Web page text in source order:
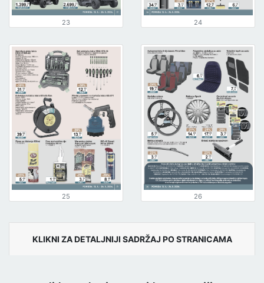
23 24
25 26
KLIKNI ZA DETALJNIJI SADRŽAJ PO STRANICAMA